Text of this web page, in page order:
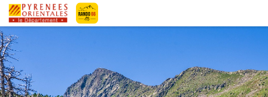
Les Cortalets depuis Taurinya
En arrivant au pied du Canigó - OTI Conflent Canigó